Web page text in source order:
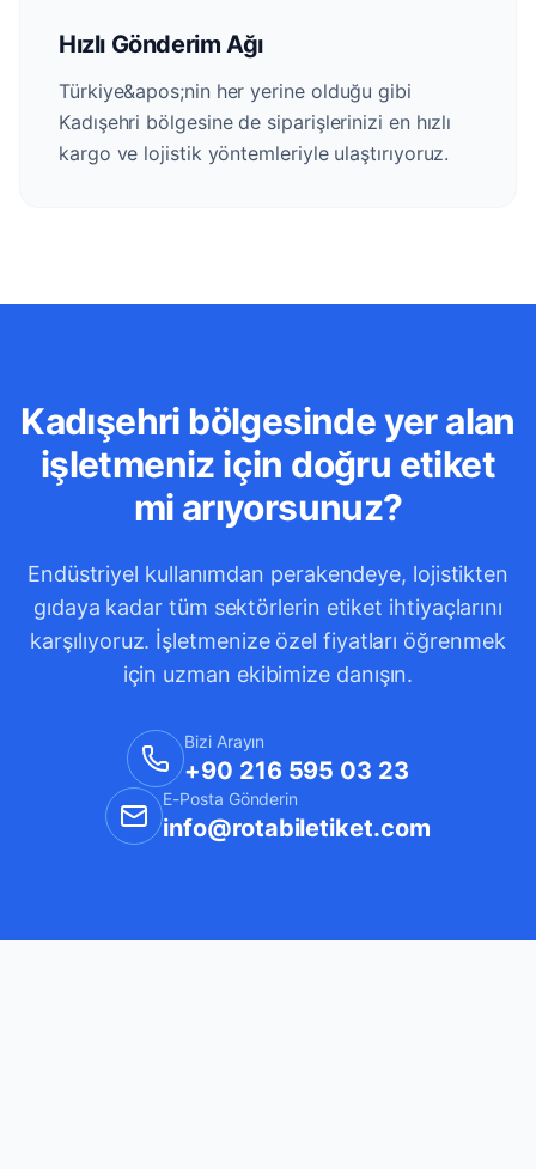
Hızlı Gönderim Ağı
Türkiye&apos;nin her yerine olduğu gibi
Kadışehri bölgesine de siparişlerinizi en hızlı
kargo ve lojistik yöntemleriyle ulaştırıyoruz.
Kadışehri bölgesinde yer alan
işletmeniz için doğru etiket
mi arıyorsunuz?
Endüstriyel kullanımdan perakendeye, lojistikten
gıdaya kadar tüm sektörlerin etiket ihtiyaçlarını
karşılıyoruz. İşletmenize özel fiyatları öğrenmek
için uzman ekibimize danışın.
Bizi Arayın
+90 216 595 03 23
E-Posta Gönderin
info@rotabiletiket.com